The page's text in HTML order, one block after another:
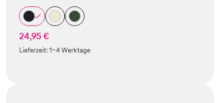
24,95 €
Lieferzeit:1-4 Werktage